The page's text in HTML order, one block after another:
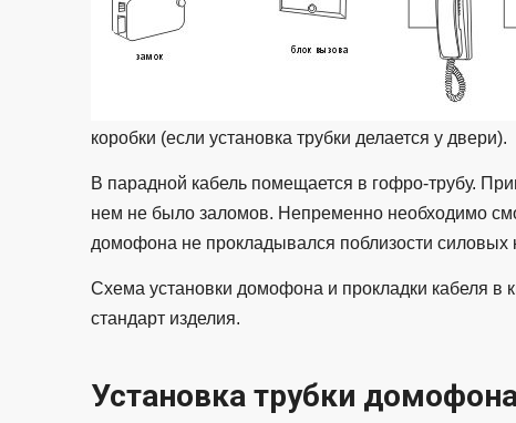
коробки (если установка трубки делается у двери).
В парадной кабель помещается в гофро-трубу.
нем не было заломов. Непременно необходимо
домофона не прокладывался поблизости силовых
Схема установки домофона и прокладки кабеля в
стандарт изделия.
Установка трубки домофона